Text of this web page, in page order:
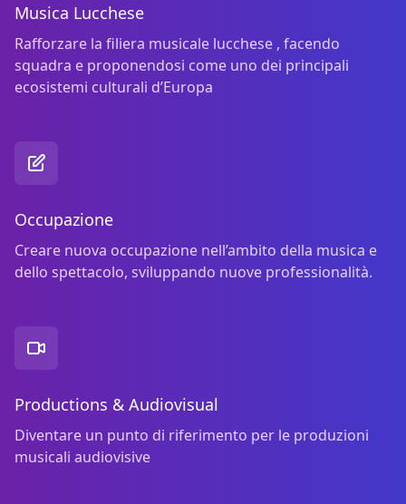
Musica Lucchese
Rafforzare la filiera musicale lucchese , facendo
squadra e proponendosi come uno dei principali
ecosistemi culturali d’Europa
Occupazione
Creare nuova occupazione nell’ambito della musica e
dello spettacolo, sviluppando nuove professionalità.
Productions & Audiovisual
Diventare un punto di riferimento per le produzioni
musicali audiovisive